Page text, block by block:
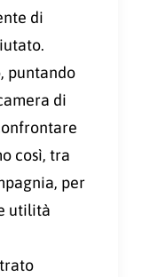
di
puntando
di
così, tra
per
utilità